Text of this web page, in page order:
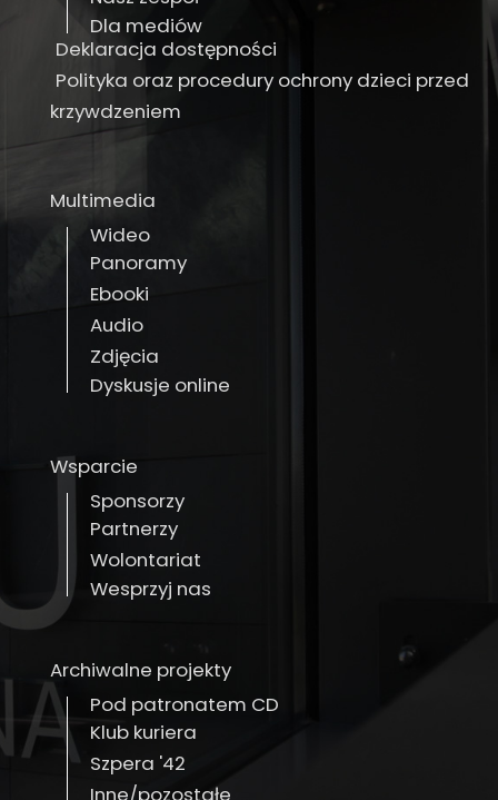
Dla mediów
Deklaracja dostępności
Polityka oraz procedury ochrony dzieci przed
krzywdzeniem
Multimedia
Wideo
Panoramy
Ebooki
Audio
Zdjęcia
Dyskusje online
Wsparcie
Sponsorzy
Partnerzy
Wolontariat
Wesprzyj nas
Archiwalne projekty
Pod patronatem CD
Klub kuriera
Szpera '42
Inne/pozostałe